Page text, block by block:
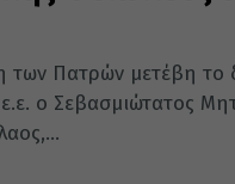
των Πατρών μετέβη το
ο Σεβασμιώτατος